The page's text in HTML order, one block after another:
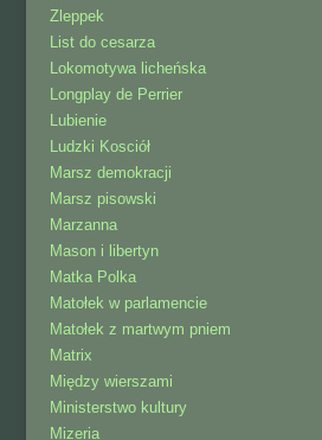
Zleppek
List do cesarza
Lokomotywa licheńska
Longplay de Perrier
Lubienie
Ludzki Kosciół
Marsz demokracji
Marsz pisowski
Marzanna
Mason i libertyn
Matka Polka
Matołek w parlamencie
Matołek z martwym pniem
Matrix
Między wierszami
Ministerstwo kultury
Mizeria